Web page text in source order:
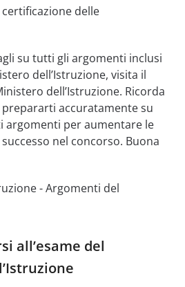
delle
su tutti gli argomenti inclusi
dell’Istruzione, visita il
dell’Istruzione. Ricorda
accuratamente su
argomenti per aumentare le
nel concorso. Buona
- Argomenti del
all’esame del